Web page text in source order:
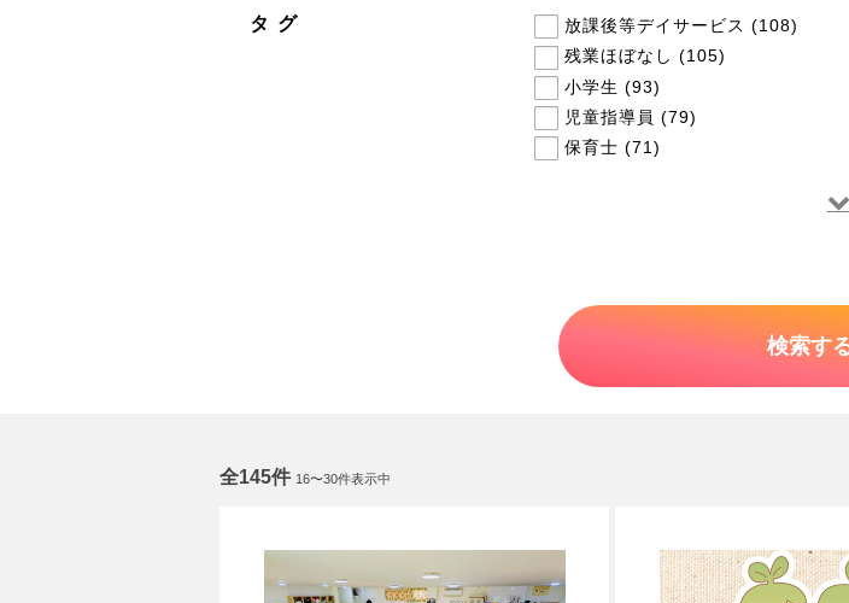
タグ 放課後等デイサービス (108)
残業ほぼなし (105)
小学生 (93)
児童指導員 (79)
保育士 (71)
全145件 16〜30件表示中